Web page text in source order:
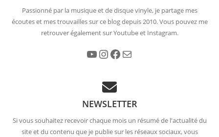
Passionné par la musique et de disque vinyle, je partage mes
écoutes et mes trouvailles sur ce blog depuis 2010. Vous pouvez me
retrouver également sur Youtube et Instagram.
YouTube Instagram Facebook
NEWSLETTER
Si vous souhaitez recevoir chaque mois un résumé de l'actualité du
site et du contenu que je publie sur les réseaux sociaux, vous